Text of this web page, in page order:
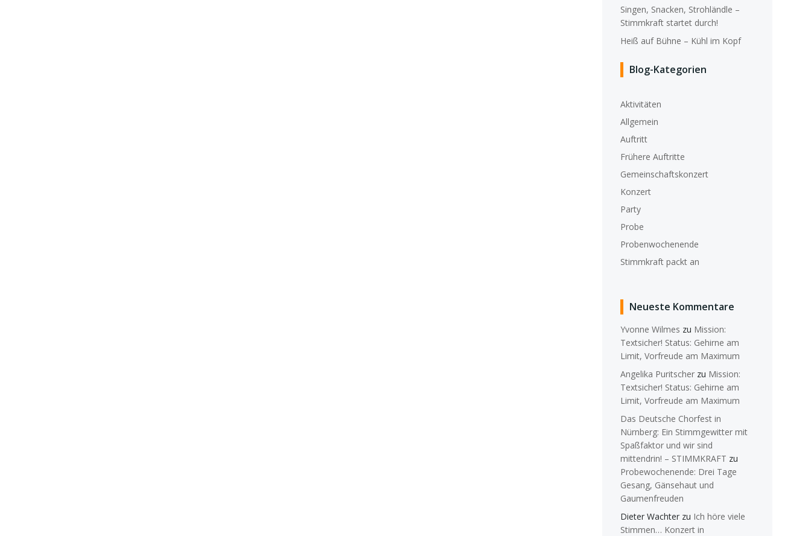
Singen, Snacken, Strohländle –
Stimmkraft startet durch!
Heiß auf Bühne – Kühl im Kopf
Blog-Kategorien
Aktivitäten
Allgemein
Auftritt
Frühere Auftritte
Gemeinschaftskonzert
Konzert
Party
Probe
Probenwochenende
Stimmkraft packt an
Neueste Kommentare
Yvonne Wilmes zu Mission:
Textsicher! Status: Gehirne am
Limit, Vorfreude am Maximum
Angelika Puritscher zu Mission:
Textsicher! Status: Gehirne am
Limit, Vorfreude am Maximum
Das Deutsche Chorfest in
Nürnberg: Ein Stimmgewitter mit
Spaßfaktor und wir sind
mittendrin! – STIMMKRAFT zu
Probewochenende: Drei Tage
Gesang, Gänsehaut und
Gaumenfreuden
Dieter Wachter zu Ich höre viele
Stimmen… Konzert in